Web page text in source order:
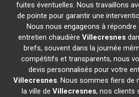
fuites éventuelles. Nous travaillons
de pointe pour garantir une
Nous nous engageons à
entretien chaudière Villecresnes
brefs, souvent dans la journée
compétitifs et transparents, nous
devis personnalisés pour votre
Villecresnes. Nous sommes fiers de
la ville de Villecresnes, nos clients